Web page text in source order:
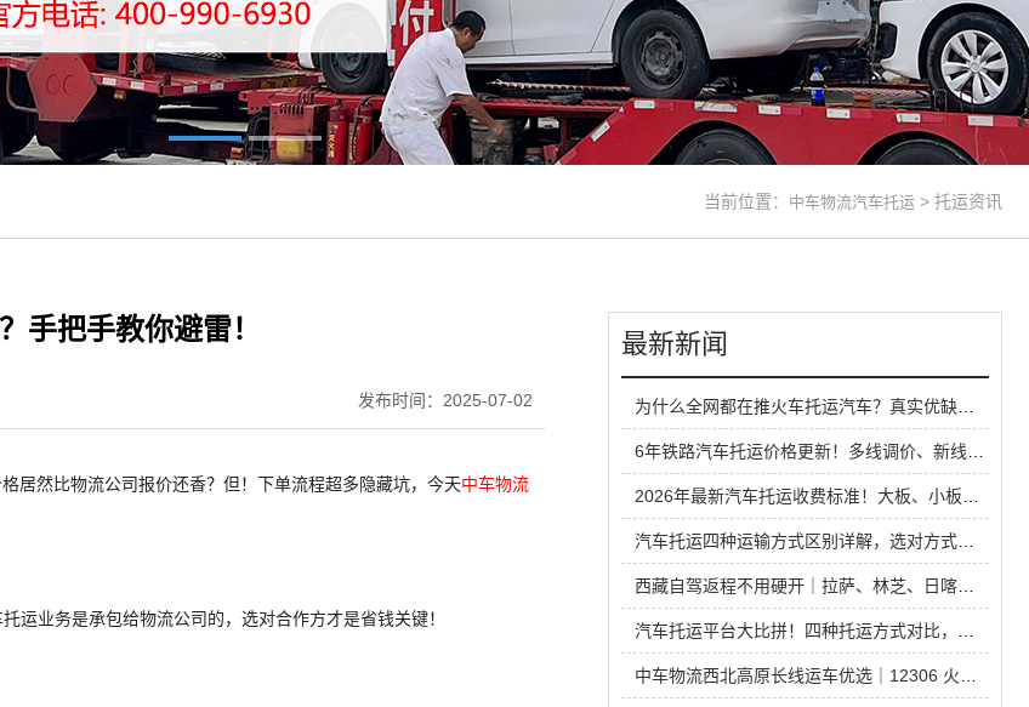
当前位置： 中车物流汽车托运 > 托运资讯
手把手教你避雷！
发布时间：2025-07-02
居然比物流公司报价还香？但！下单流程超多隐藏坑，今天中车物流
运业务是承包给物流公司的，选对合作方才是省钱关键！
最新新闻